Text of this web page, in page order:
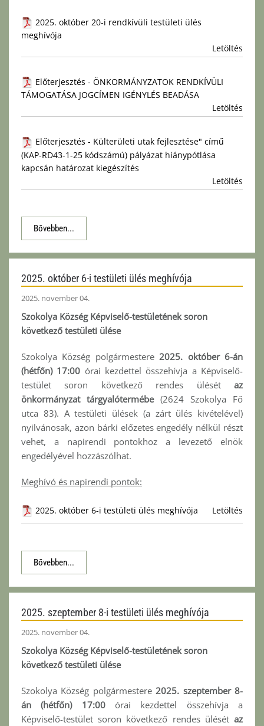
2025. október 20-i rendkívüli testületi ülés
meghívója
Letöltés
Előterjesztés - ÖNKORMÁNYZATOK RENDKÍVÜLI
TÁMOGATÁSA JOGCÍMEN IGÉNYLÉS BEADÁSA
Letöltés
Előterjesztés - Külterületi utak fejlesztése" című
(KAP-RD43-1-25 kódszámú) pályázat hiánypótlása
kapcsán határozat kiegészítés
Letöltés
Bővebben...
2025. október 6-i testületi ülés meghívója
2025. november 04.
Szokolya Község Képviselő-testületének soron
következő testületi ülése
Szokolya Község polgármestere2025. október 6-án
(hétfőn) 17:00 órai kezdettel összehívja a Képviselő-
testület soron következő rendes ülését az
önkormányzat tárgyalótermébe (2624 Szokolya Fő
utca 83). A testületi ülések (a zárt ülés kivételével)
nyilvánosak, azon bárki előzetes engedély nélkül részt
vehet, a napirendi pontokhoz a levezető elnök
engedélyével hozzászólhat.
Meghívó és napirendi pontok:
2025. október 6-i testületi ülés meghívója Letöltés
Bővebben...
2025. szeptember 8-i testületi ülés meghívója
2025. november 04.
Szokolya Község Képviselő-testületének soron
következő testületi ülése
Szokolya Község polgármestere2025. szeptember 8-
án (hétfőn) 17:00órai kezdettel összehívja a
Képviselő-testület soron következő rendes ülését az